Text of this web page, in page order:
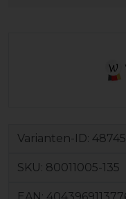
Varianten-ID: 48745
SKU: 80011005-135